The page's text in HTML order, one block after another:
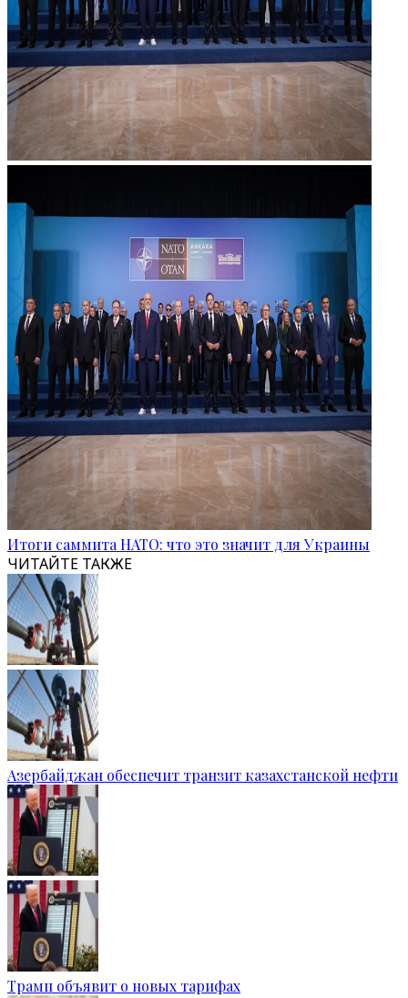
Итоги саммита НАТО: что это значит для Украины
ЧИТАЙТЕ ТАКЖЕ
Азербайджан обеспечит транзит казахстанской нефти
Трамп объявит о новых тарифах